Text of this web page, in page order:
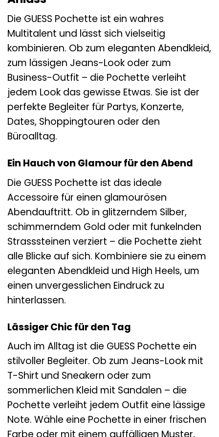
Die GUESS Pochette ist ein wahres
Multitalent und lässt sich vielseitig
kombinieren. Ob zum eleganten Abendkleid,
zum lässigen Jeans-Look oder zum
Business-Outfit – die Pochette verleiht
jedem Look das gewisse Etwas. Sie ist der
perfekte Begleiter für Partys, Konzerte,
Dates, Shoppingtouren oder den
Büroalltag.
Ein Hauch von Glamour für den Abend
Die GUESS Pochette ist das ideale
Accessoire für einen glamourösen
Abendauftritt. Ob in glitzerndem Silber,
schimmerndem Gold oder mit funkelnden
Strasssteinen verziert – die Pochette zieht
alle Blicke auf sich. Kombiniere sie zu einem
eleganten Abendkleid und High Heels, um
einen unvergesslichen Eindruck zu
hinterlassen.
Lässiger Chic für den Tag
Auch im Alltag ist die GUESS Pochette ein
stilvoller Begleiter. Ob zum Jeans-Look mit
T-Shirt und Sneakern oder zum
sommerlichen Kleid mit Sandalen – die
Pochette verleiht jedem Outfit eine lässige
Note. Wähle eine Pochette in einer frischen